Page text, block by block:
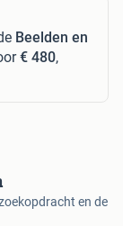
Beelden en
€ 480,
en de